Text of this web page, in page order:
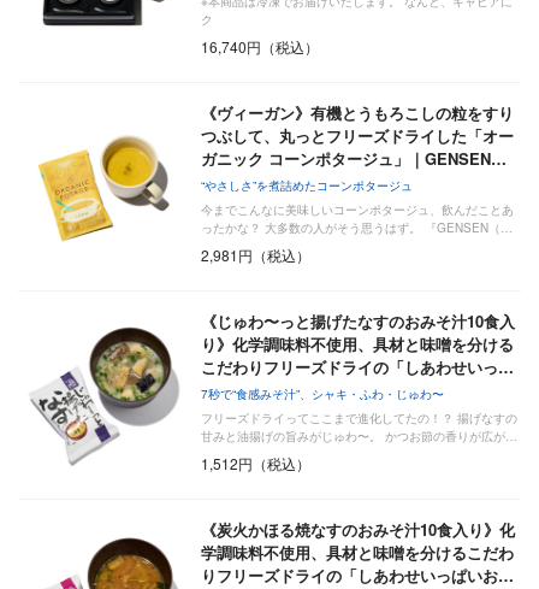
ク
16,740円（税込）
《ヴィーガン》有機とうもろこしの粒をすり
つぶして、丸っとフリーズドライした「オー
ガニック コーンポタージュ」｜GENSEN…
“やさしさ”を煮詰めたコーンポタージュ
今までこんなに美味しいコーンポタージュ、飲んだことあ
ったかな？ 大多数の人がそう思うはず。 『GENSEN（…
2,981円（税込）
《じゅわ〜っと揚げたなすのおみそ汁10食入
り》化学調味料不使用、具材と味噌を分ける
こだわりフリーズドライの「しあわせいっ…
7秒で“食感みそ汁”、シャキ・ふわ・じゅわ〜
フリーズドライってここまで進化してたの！？ 揚げなすの
甘みと油揚げの旨みがじゅわ〜。 かつお節の香りが広が…
1,512円（税込）
《炭火かほる焼なすのおみそ汁10食入り》化
学調味料不使用、具材と味噌を分けるこだわ
りフリーズドライの「しあわせいっぱいお…